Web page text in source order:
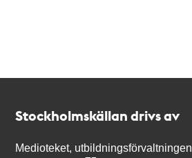
Stockholmskällan drivs av
Medioteket, utbildningsförvaltningen